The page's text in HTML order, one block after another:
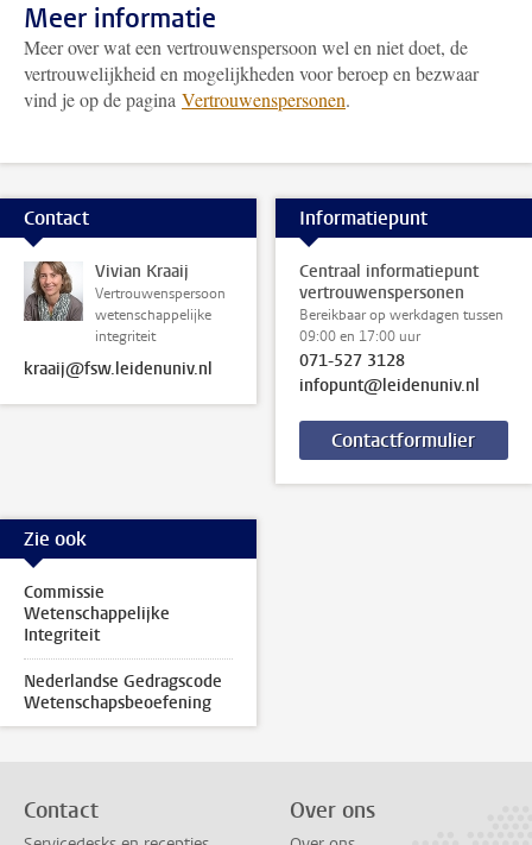
Meer informatie
Meer over wat een vertrouwenspersoon wel en niet doet, de
vertrouwelijkheid en mogelijkheden voor beroep en bezwaar
vind je op de pagina Vertrouwenspersonen.
Contact
Vivian Kraaij
Vertrouwenspersoon
wetenschappelijke
integriteit
kraaij@fsw.leidenuniv.nl
Informatiepunt
Centraal informatiepunt
vertrouwenspersonen
Bereikbaar op werkdagen tussen
09:00 en 17:00 uur
071-527 3128
infopunt@leidenuniv.nl
Contactformulier
Zie ook
Commissie
Wetenschappelijke
Integriteit
Nederlandse Gedragscode
Wetenschapsbeoefening
Contact Over ons